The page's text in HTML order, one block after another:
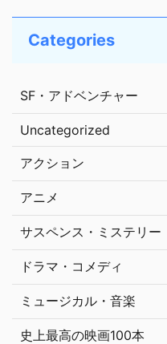
Categories
SF・アドベンチャー
Uncategorized
アクション
アニメ
サスペンス・ミステリー
ドラマ・コメディ
ミュージカル・音楽
史上最高の映画100本